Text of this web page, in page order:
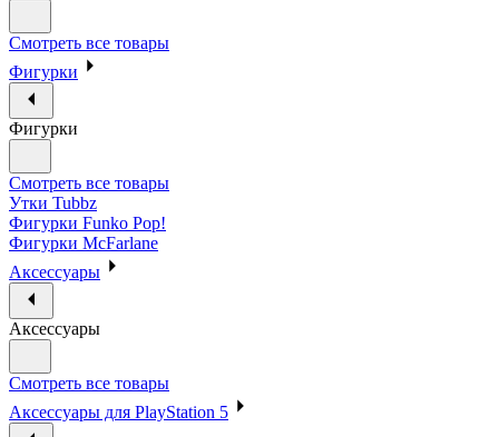
Смотреть все товары
Фигурки
Фигурки
Смотреть все товары
Утки Tubbz
Фигурки Funko Pop!
Фигурки McFarlane
Аксессуары
Аксессуары
Смотреть все товары
Аксессуары для PlayStation 5